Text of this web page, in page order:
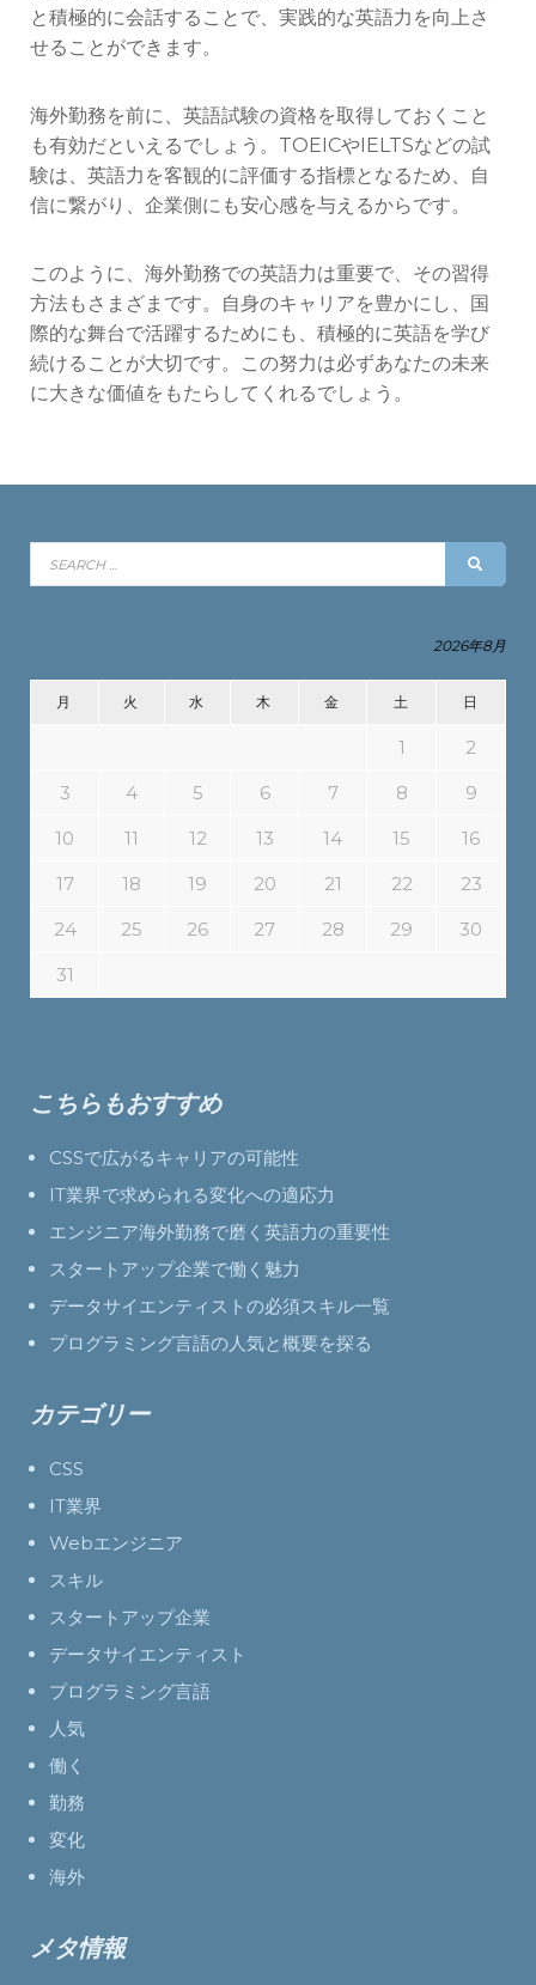
と積極的に会話することで、実践的な英語力を向上さ
せることができます。
海外勤務を前に、英語試験の資格を取得しておくこと
も有効だといえるでしょう。TOEICやIELTSなどの試
験は、英語力を客観的に評価する指標となるため、自
信に繋がり、企業側にも安心感を与えるからです。
このように、海外勤務での英語力は重要で、その習得
方法もさまざまです。自身のキャリアを豊かにし、国
際的な舞台で活躍するためにも、積極的に英語を学び
続けることが大切です。この努力は必ずあなたの未来
に大きな価値をもたらしてくれるでしょう。
2026年8月
月 火 水 木 金 土 日
1
2
3
4 5 6 7 8
9
10
11 12 13 14 15
16
17
18 19 20 21 22
23
24
25 26 27 28 29
30
31
こちらもおすすめ
CSSで広がるキャリアの可能性
IT業界で求められる変化への適応力
エンジニア海外勤務で磨く英語力の重要性
スタートアップ企業で働く魅力
データサイエンティストの必須スキル一覧
プログラミング言語の人気と概要を探る
カテゴリー
CSS
IT業界
Webエンジニア
スキル
スタートアップ企業
データサイエンティスト
プログラミング言語
人気
働く
勤務
変化
海外
メタ情報